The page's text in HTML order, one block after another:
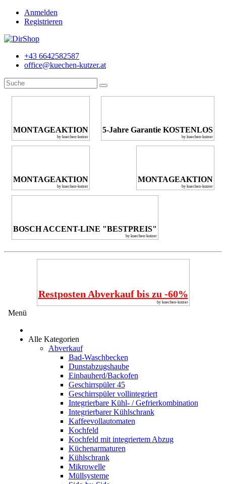
Anmelden
Registrieren
+43 6642582587
office@kuechen-kutzer.at
MONTAGEAKTION
by kuechen-kutzer
5-Jahre Garantie KOSTENLOS
by kuechen-kutzer
MONTAGEAKTION
by kuechen-kutzer
MONTAGEAKTION
by kuechen-kutzer
BOSCH ACCENT-LINE "BESTPREIS"
by kuechen-kutzer
Restposten Abverkauf bis zu -60%
by kuechen-kutzer
Menü
Alle Kategorien
Abverkauf
Bad-Waschbecken
Dunstabzugshaube
Einbauherd/Backofen
Geschirrspüler 45
Geschirrspüler vollintegriert
Integrierbare Kühl- / Gefrierkombination
Integrierbarer Kühlschrank
Kaffeevollautomaten
Kochfeld
Kochfeld mit integriertem Abzug
Küchenarmaturen
Kühlschrank
Mikrowelle
Müllsysteme